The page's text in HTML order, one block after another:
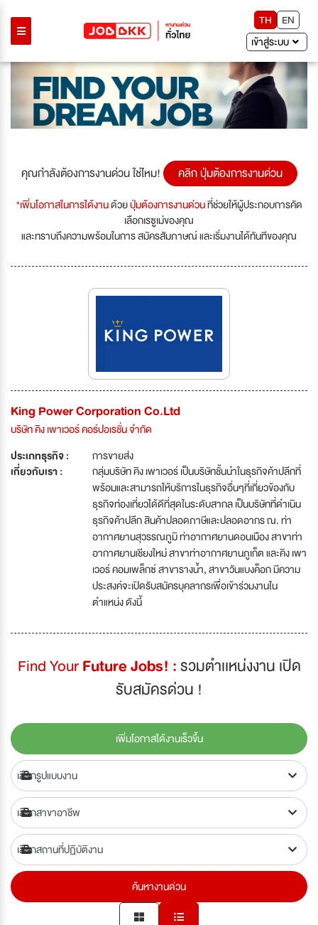
TH
EN
เข้าสู่ระบบ
คุณกำลังต้องการงานด่วน ใช่ไหม! คลิก ปุ่มต้องการงานด่วน
*เพิ่มโอกาสในการได้งานด้วยปุ่มต้องการงานด่วนที่ช่วยให้ผู้ประกอบการคัด
เลือกเรซูเม่ของคุณ
และทราบถึงความพร้อมในการ สมัครสัมภาษณ์ และเริ่มงานได้ทันทีของคุณ
King Power Corporation Co.Ltd
บริษัท คิง เพาเวอร์ คอร์ปอเรชั่น จำกัด
ประเภทธุรกิจ :
การขายส่ง
เกี่ยวกับเรา :
กลุ่มบริษัท คิง เพาเวอร์ เป็นบริษัทชั้นนำในธุรกิจค้าปลีกที่
พร้อมและสามารถให้บริการในธุรกิจอื่นๆที่เกี่ยวข้องกับ
ธุรกิจท่องเที่ยวได้ดีที่สุดในระดับสากล เป็นบริษัทที่ดำเนิน
ธุรกิจค้าปลีก สินค้าปลอดภาษีและปลอดอากร ณ. ท่า
อากาศยานสุวรรณภูมิ ท่าอากาศยานดอนเมือง สาขาท่า
อากาศยานเชียงใหม่ สาขาท่าอากาศยานภูเก็ต และคิง เพา
เวอร์ คอมเพล็กซ์ สาขารางน้ำ, สาขาวันแบงค็อก มีความ
ประสงค์จะเปิดรับสมัครบุคลากรเพื่อเข้าร่วมงานใน
ตำแหน่ง ดังนี้
Find YourFuture Jobs! :รวมตำเเหน่งงาน เปิด
รับสมัครด่วน !
เพิ่มโอกาสได้งานเร็วขึ้น
ค้นหางานด่วน